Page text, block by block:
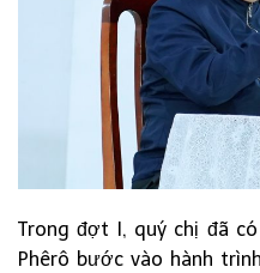
Trong đợt I, quý chị đã
Phêrô bước vào hành